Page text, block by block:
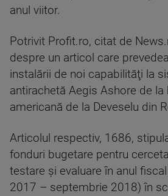
anul viitor.
Potrivit Profit.ro, citat de
despre un articol care
instalării de noi capabilităţi la
antirachetă Aegis Ashore de la
americană de la Deveselu din
Articolul respectiv, 1686,
fonduri bugetare pentru
testare şi evaluare în anul
2017 – septembrie 2018) în